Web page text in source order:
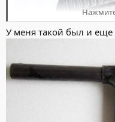
У меня такой был и еще